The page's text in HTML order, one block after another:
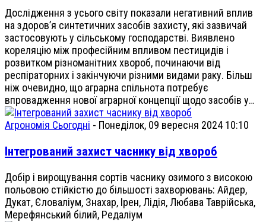
Дослідження з усього світу показали негативний вплив
на здоров’я синтетичних засобів захисту, які зазвичай
застосовують у сільському господарстві. Виявлено
кореляцію між професійним впливом пестицидів і
розвитком різноманітних хвороб, починаючи від
респіраторних і закінчуючи різними видами раку. Більш
ніж очевидно, що аграрна спільнота потребує
впровадження нової аграрної концепції щодо засобів у…
Агрономія Сьогодні - Понеділок, 09 вересня 2024 10:10
Інтегрований захист часнику від хвороб
Добір і вирощування сортів часнику озимого з високою
польовою стійкістю до більшості захворювань: Айдер,
Дукат, Єловаліум, Знахар, Ірен, Лідія, Любава Таврійська,
Мерефянський білий, Редаліум